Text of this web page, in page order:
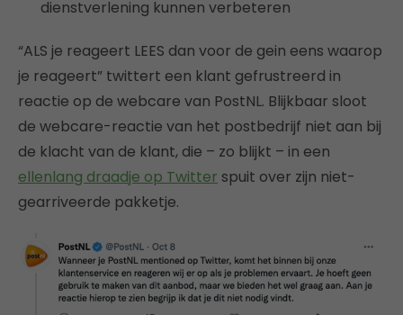
dienstverlening kunnen verbeteren
“ALS je reageert LEES dan voor de gein eens waarop
je reageert” twittert een klant gefrustreerd in
reactie op de webcare van PostNL. Blijkbaar sloot
de webcare-reactie van het postbedrijf niet aan bij
de klacht van de klant, die – zo blijkt – in een
ellenlang draadje op Twitter spuit over zijn niet-
gearriveerde pakketje.